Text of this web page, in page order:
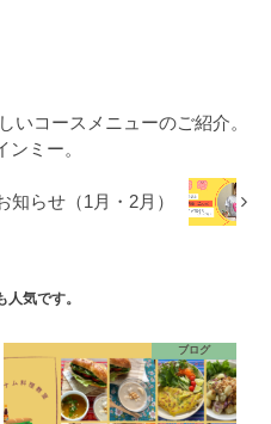
いコースメニューのご紹介。
ンミー。
知らせ（1月・2月）
人気です。
ブログ